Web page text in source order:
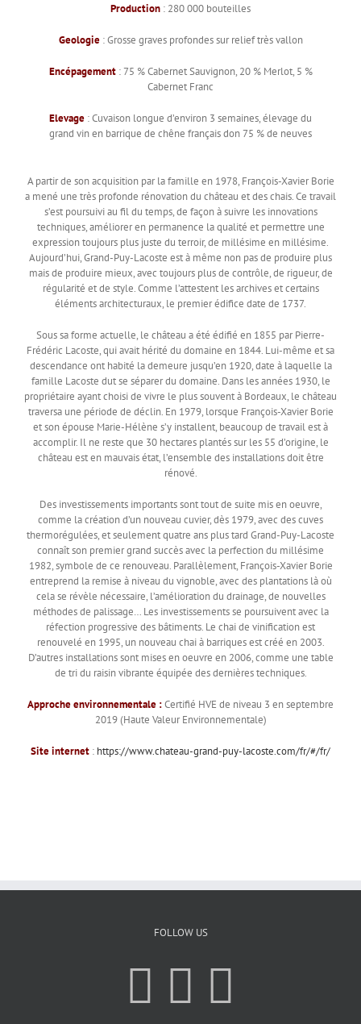
Production : 280 000 bouteilles
Geologie : Grosse graves profondes sur relief très vallon
Encépagement : 75 % Cabernet Sauvignon, 20 % Merlot, 5 %
Cabernet Franc
Elevage : Cuvaison longue d’environ 3 semaines, élevage du
grand vin en barrique de chêne français don 75 % de neuves
A partir de son acquisition par la famille en 1978, François-Xavier Borie
a mené une très profonde rénovation du château et des chais. Ce travail
s’est poursuivi au fil du temps, de façon à suivre les innovations
techniques, améliorer en permanence la qualité et permettre une
expression toujours plus juste du terroir, de millésime en millésime.
Aujourd’hui, Grand-Puy-Lacoste est à même non pas de produire plus
mais de produire mieux, avec toujours plus de contrôle, de rigueur, de
régularité et de style. Comme l’attestent les archives et certains
éléments architecturaux, le premier édifice date de 1737.
Sous sa forme actuelle, le château a été édifié en 1855 par Pierre-
Frédéric Lacoste, qui avait hérité du domaine en 1844. Lui-même et sa
descendance ont habité la demeure jusqu’en 1920, date à laquelle la
famille Lacoste dut se séparer du domaine. Dans les années 1930, le
propriétaire ayant choisi de vivre le plus souvent à Bordeaux, le château
traversa une période de déclin. En 1979, lorsque François-Xavier Borie
et son épouse Marie-Hélène s’y installent, beaucoup de travail est à
accomplir. Il ne reste que 30 hectares plantés sur les 55 d’origine, le
château est en mauvais état, l’ensemble des installations doit être
rénové.
Des investissements importants sont tout de suite mis en oeuvre,
comme la création d’un nouveau cuvier, dès 1979, avec des cuves
thermorégulées, et seulement quatre ans plus tard Grand-Puy-Lacoste
connaît son premier grand succès avec la perfection du millésime
1982, symbole de ce renouveau. Parallèlement, François-Xavier Borie
entreprend la remise à niveau du vignoble, avec des plantations là où
cela se révèle nécessaire, l’amélioration du drainage, de nouvelles
méthodes de palissage… Les investissements se poursuivent avec la
réfection progressive des bâtiments. Le chai de vinification est
renouvelé en 1995, un nouveau chai à barriques est créé en 2003.
D’autres installations sont mises en oeuvre en 2006, comme une table
de tri du raisin vibrante équipée des dernières techniques.
Approche environnementale :Certifié HVE de niveau 3 en septembre
2019 (Haute Valeur Environnementale)
Site internet : https://www.chateau-grand-puy-lacoste.com/fr/#/fr/
FOLLOW US